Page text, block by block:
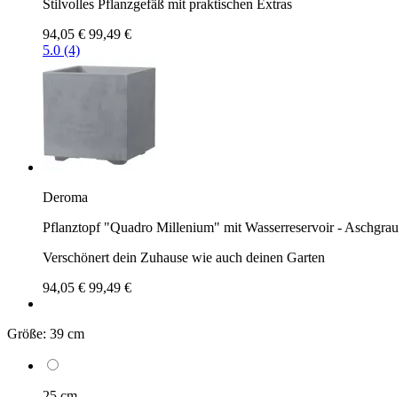
Stilvolles Pflanzgefäß mit praktischen Extras
94,05 € 99,49 €
5.0 (4)
Deroma
Pflanztopf "Quadro Millenium" mit Wasserreservoir - Aschgrau
Verschönert dein Zuhause wie auch deinen Garten
94,05 € 99,49 €
Größe: 39 cm